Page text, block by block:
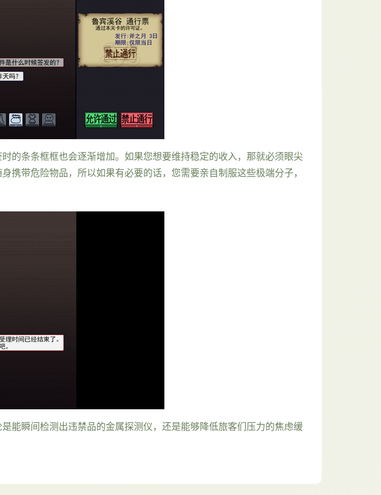
的条条框框也会逐渐增加。如果您想要维持稳定的收入，那就必须眼尖
带危险物品，所以如果有必要的话，您需要亲自制服这些极端分子，
能瞬间检测出违禁品的金属探测仪，还是能够降低旅客们压力的焦虑缓